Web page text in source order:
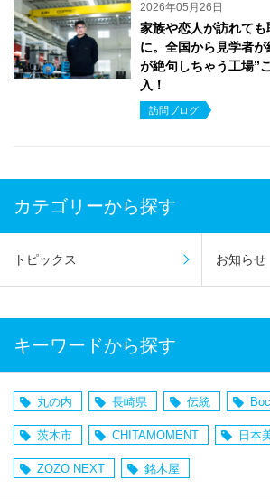
2026年05月26日
家族や恋人が訪れて
に。全国から見学者
が絶句しちゃう工場”
入！
訪問ブログ
カテゴリーから探す
トピックス お知らせ
キーワードから探す
丸の内 長崎県 伝統
茨木市 CHITAMOMENT 日本
ZOZO NEXT 銘木屋